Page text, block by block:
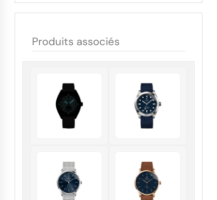
Produits associés